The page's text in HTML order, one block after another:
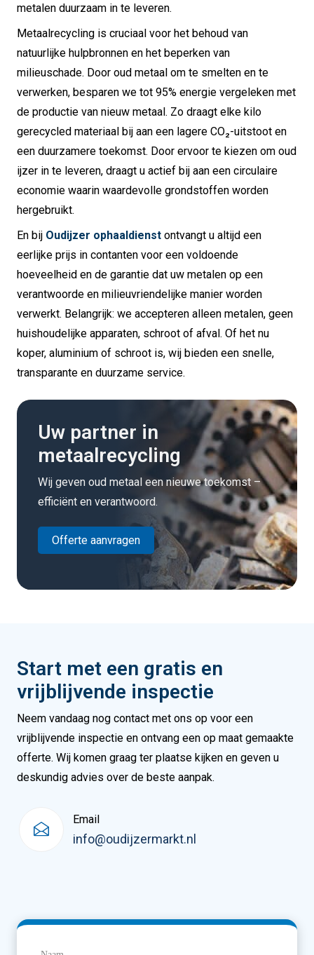
metalen duurzaam in te leveren.
Metaalrecycling is cruciaal voor het behoud van
natuurlijke hulpbronnen en het beperken van
milieuschade. Door oud metaal om te smelten en te
verwerken, besparen we tot 95% energie vergeleken met
de productie van nieuw metaal. Zo draagt elke kilo
gerecycled materiaal bij aan een lagere CO₂-uitstoot en
een duurzamere toekomst. Door ervoor te kiezen om oud
ijzer in te leveren, draagt u actief bij aan een circulaire
economie waarin waardevolle grondstoffen worden
hergebruikt.
En bij Oudijzer ophaaldienst ontvangt u altijd een
eerlijke prijs in contanten voor een voldoende
hoeveelheid en de garantie dat uw metalen op een
verantwoorde en milieuvriendelijke manier worden
verwerkt. Belangrijk: we accepteren alleen metalen, geen
huishoudelijke apparaten, schroot of afval. Of het nu
koper, aluminium of schroot is, wij bieden een snelle,
transparante en duurzame service.
Uw partner in
metaalrecycling
Wij geven oud metaal een nieuwe toekomst –
efficiënt en verantwoord.
Offerte aanvragen
Start met een gratis en
vrijblijvende inspectie
Neem vandaag nog contact met ons op voor een
vrijblijvende inspectie en ontvang een op maat gemaakte
offerte. Wij komen graag ter plaatse kijken en geven u
deskundig advies over de beste aanpak.
Email
info@oudijzermarkt.nl